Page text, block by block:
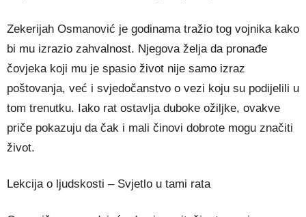
Zekerijah Osmanović je godinama tražio tog vojnika kako
bi mu izrazio zahvalnost. Njegova želja da pronađe
čovjeka koji mu je spasio život nije samo izraz
poštovanja, već i svjedočanstvo o vezi koju su podijelili u
tom trenutku. Iako rat ostavlja duboke ožiljke, ovakve
priče pokazuju da čak i mali činovi dobrote mogu značiti
život.
Lekcija o ljudskosti – Svjetlo u tami rata